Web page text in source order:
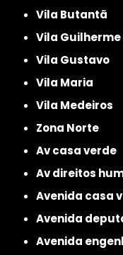
Vila Butantã
Vila Guilherme
Vila Gustavo
Vila Maria
Vila Medeiros
Zona Norte
av casa verde
av direitos
avenida casa
avenida
avenida